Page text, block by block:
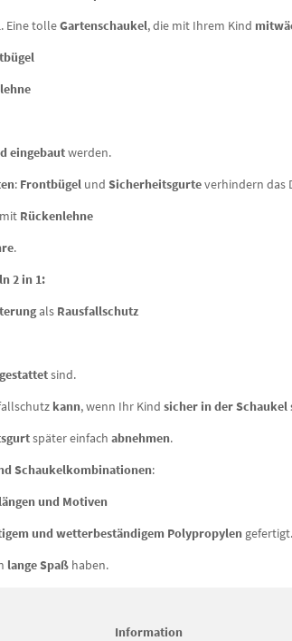
. Eine tolleGartenschaukel, die mit Ihrem Kind
eingebautwerden.
: Frontbügel und Sicherheitsgurteverhindern das
Rückenlehne
.
2 in 1:
als Rausfallschutz
sind.
kann, wenn Ihr Kind sicher in der Schaukel
später einfach abnehmen.
Schaukelkombinationen:
und Motiven
und wetterbeständigem Polypropylen
lange Spaßhaben.
Information